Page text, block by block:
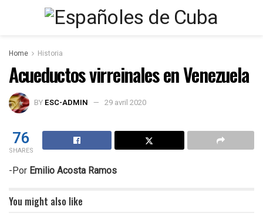
Home Historia
Acueductos virreinales en Venezuela
BY ESC-ADMIN 29 avril 2020
76
SHARES
-Por Emilio Acosta Ramos
You might also like